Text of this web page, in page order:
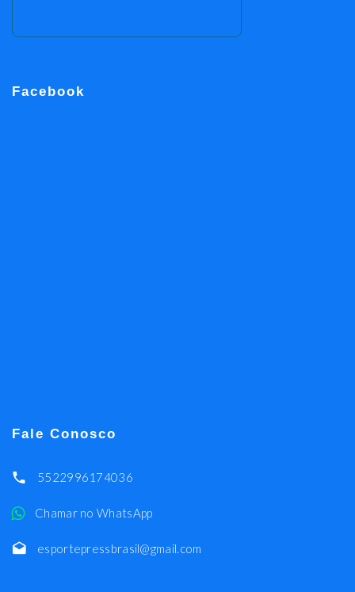
Facebook
Fale Conosco
5522996174036
Chamar no WhatsApp
esportepressbrasil@gmail.com